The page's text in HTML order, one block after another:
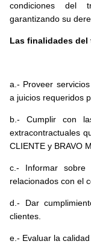
condiciones del
garantizando su
Las finalidades
a.- Proveer
a juicios requeridos
b.- Cumplir con
extracontractuales
CLIENTE y BRAVO
c.- Informar sobre
relacionados con el
d.- Dar
clientes.
e.- Evaluar la calidad